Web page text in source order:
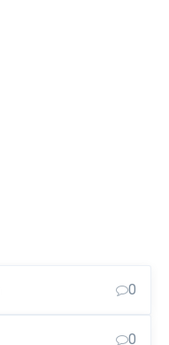
0
0